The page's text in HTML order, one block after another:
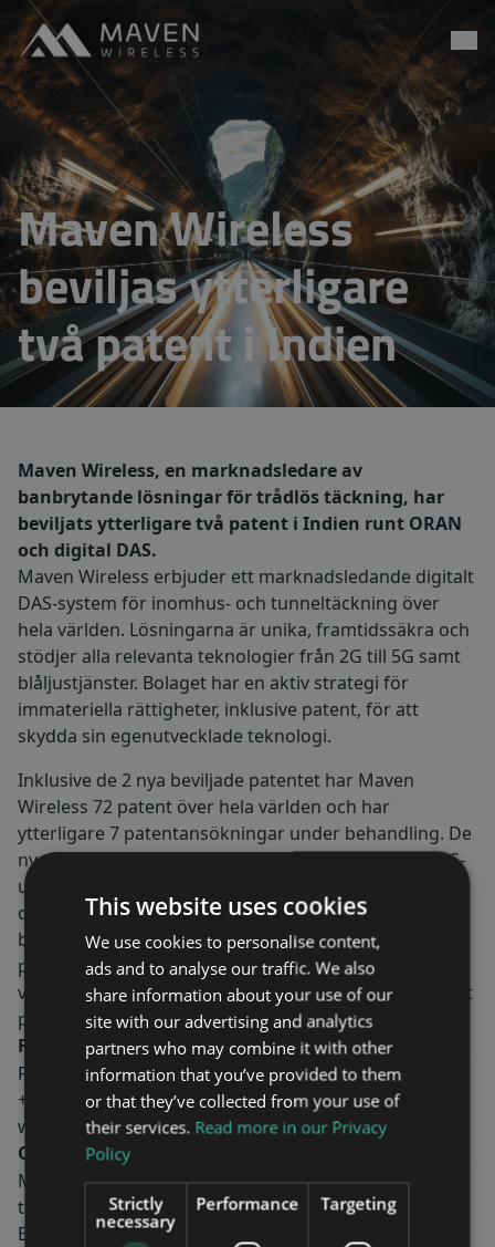
Go to content
Maven Wireless
Maven Wireless
beviljas ytterligare
två patent i Indien
Maven Wireless, en marknadsledare av
banbrytande lösningar för trådlös täckning, har
beviljats ytterligare två patent i Indien runt ORAN
och digital DAS.
Maven Wireless erbjuder ett marknadsledande digitalt
DAS-system för inomhus- och tunneltäckning över
hela världen. Lösningarna är unika, framtidssäkra och
stödjer alla relevanta teknologier från 2G till 5G samt
blåljustjänster. Bolaget har en aktiv strategi för
immateriella rättigheter, inklusive patent, för att
skydda sin egenutvecklade teknologi.
Inklusive de 2 nya beviljade patentet har Maven
Wireless 72 patent över hela världen och har
ytterligare 7 patentansökningar under behandling. De
nya patenten i Indien täcker nyckelelement i hur DAS-
utrustningen (Distributed Antenna System) skickar
digital data över höghastighetsfiber samt hur man
bygger ORAN baserade multioperatör DAS. Båda
patenten stöder och skyddar Maven Wireless
verksamhet i Indien specifikt och i ett generellt globalt
perspektiv.
För mer information, kontakta:
Fredrik Ekström, CEO
+46-8-760 43 00
www.mavenwireless.com
Om Maven Wireless
Maven Wireless erbjuder banbrytande lösningar för
trådlös inomhustäckning.
Bolaget erbjuder end-to-end digitala lösningar med
This website uses cookies
We use cookies to personalise content,
ads and to analyse our traffic. We also
share information about your use of our
site with our advertising and analytics
partners who may combine it with other
information that you’ve provided to them
or that they’ve collected from your use of
their services. Read more in our Privacy
Policy
Strictly
necessary
Performance Targeting